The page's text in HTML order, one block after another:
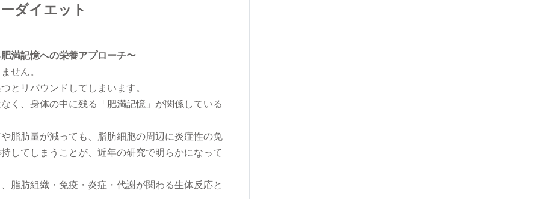
ダイエット
満記憶への栄養アプローチ〜
せん。
とリバウンドしてしまいます。
く、身体の中に残る「肥満記憶」が関係している
脂肪量が減っても、脂肪細胞の周辺に炎症性の免
してしまうことが、近年の研究で明らかになって
脂肪組織・免疫・炎症・代謝が関わる生体反応と